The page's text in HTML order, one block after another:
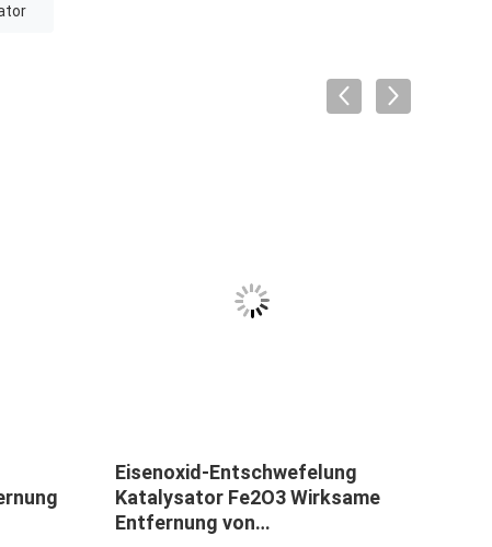
Eisenoxid-Entschwefelung
Katalysator Fe2O3 Wirksame
Entfernung von